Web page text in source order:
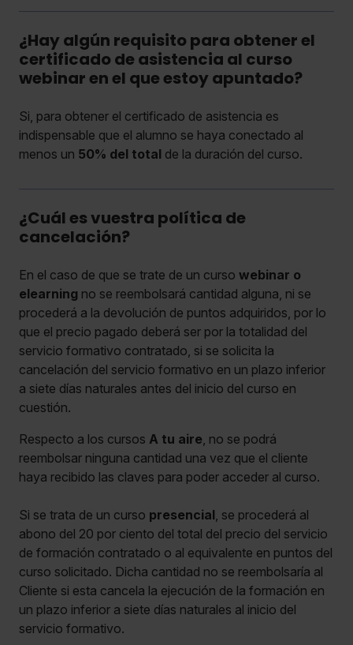
¿Hay algún requisito para obtener el
certificado de asistencia al curso
webinar en el que estoy apuntado?
Si, para obtener el certificado de asistencia es
indispensable que el alumno se haya conectado al
menos un 50% del total de la duración del curso.
¿Cuál es vuestra política de
cancelación?
En el caso de que se trate de un curso webinar o
elearning no se reembolsará cantidad alguna, ni se
procederá a la devolución de puntos adquiridos, por lo
que el precio pagado deberá ser por la totalidad del
servicio formativo contratado, si se solicita la
cancelación del servicio formativo en un plazo inferior
a siete días naturales antes del inicio del curso en
cuestión.
Respecto a los cursos A tu aire, no se podrá
reembolsar ninguna cantidad una vez que el cliente
haya recibido las claves para poder acceder al curso.
Si se trata de un curso presencial, se procederá al
abono del 20 por ciento del total del precio del servicio
de formación contratado o al equivalente en puntos del
curso solicitado. Dicha cantidad no se reembolsaría al
Cliente si esta cancela la ejecución de la formación en
un plazo inferior a siete días naturales al inicio del
servicio formativo.